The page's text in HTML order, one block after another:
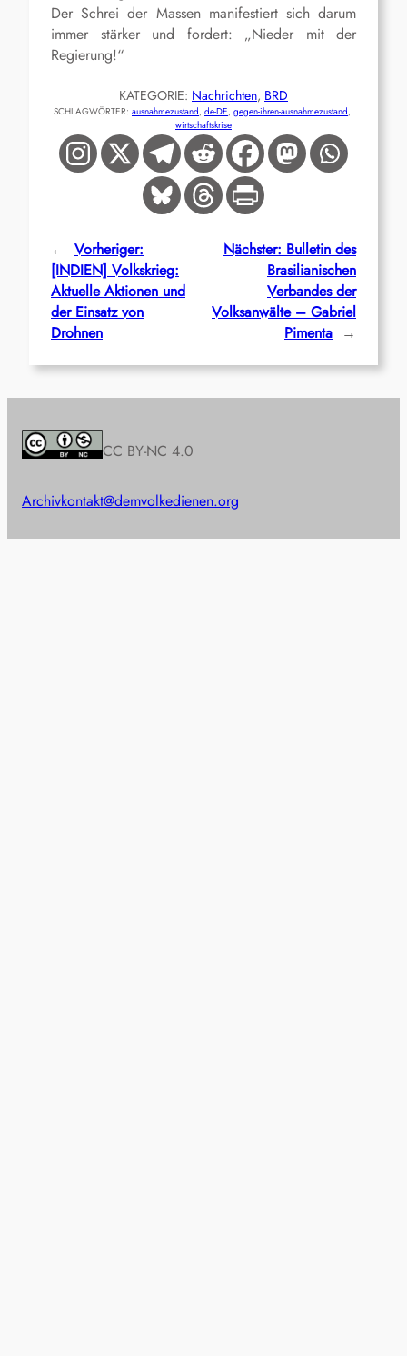
Der Schrei der Massen manifestiert sich darum
immer stärker und fordert: „Nieder mit der
Regierung!“
KATEGORIE: Nachrichten, BRD
SCHLAGWÖRTER: ausnahmezustand, de-DE, gegen-ihren-ausnahmezustand
wirtschaftskrise
← Vorheriger:
[INDIEN] Volkskrieg:
Aktuelle Aktionen und
der Einsatz von
Drohnen
Nächster: Bulletin des
Brasilianischen
Verbandes der
Volksanwälte – Gabriel
Pimenta →
CC BY-NC 4.0
Archivkontakt@demvolkedienen.org